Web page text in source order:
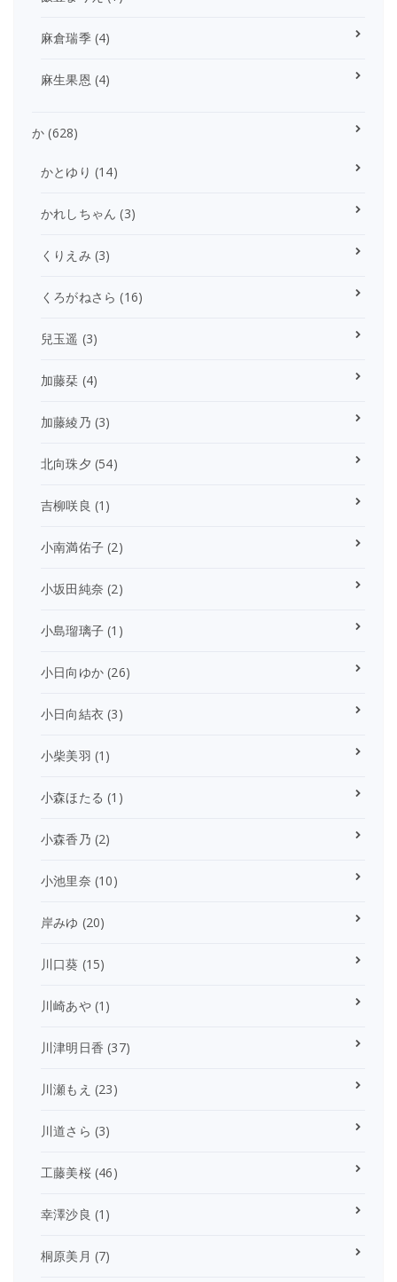
麻倉瑞季(4)
麻生果恩 (4)
か (628)
かとゆり (14)
かれしちゃん (3)
くりえみ (3)
くろがねさら (16)
兒玉遥 (3)
加藤栞 (4)
加藤綾乃 (3)
北向珠夕 (54)
吉柳咲良 (1)
小南満佑子 (2)
小坂田純奈 (2)
小島瑠璃子 (1)
小日向ゆか (26)
小日向結衣 (3)
小柴美羽 (1)
小森ほたる (1)
小森香乃 (2)
小池里奈 (10)
岸みゆ (20)
川口葵 (15)
川崎あや(1)
川津明日香 (37)
川瀬もえ (23)
川道さら (3)
工藤美桜(46)
幸澤沙良 (1)
桐原美月 (7)